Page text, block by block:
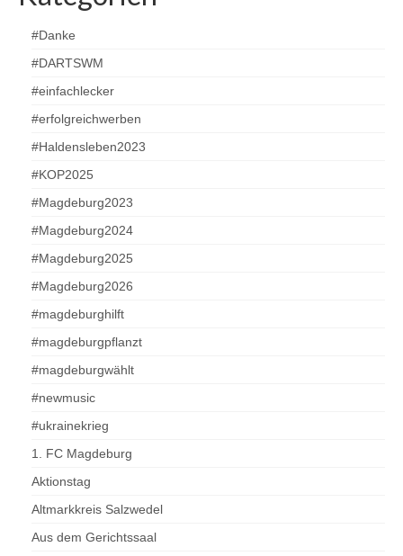
#Danke
#DARTSWM
#einfachlecker
#erfolgreichwerben
#Haldensleben2023
#KOP2025
#Magdeburg2023
#Magdeburg2024
#Magdeburg2025
#Magdeburg2026
#magdeburghilft
#magdeburgpflanzt
#magdeburgwählt
#newmusic
#ukrainekrieg
1. FC Magdeburg
Aktionstag
Altmarkkreis Salzwedel
Aus dem Gerichtssaal